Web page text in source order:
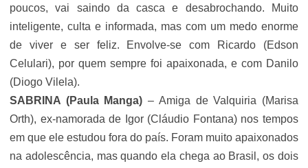
poucos, vai saindo da casca e desabrochando. Muito
inteligente, culta e informada, mas com um medo enorme
de viver e ser feliz. Envolve-se com Ricardo (Edson
Celulari), por quem sempre foi apaixonada, e com Danilo
(Diogo Vilela).
SABRINA (Paula Manga) – Amiga de Valquiria (Marisa
Orth), ex-namorada de Igor (Cláudio Fontana) nos tempos
em que ele estudou fora do país. Foram muito apaixonados
na adolescência, mas quando ela chega ao Brasil, os dois